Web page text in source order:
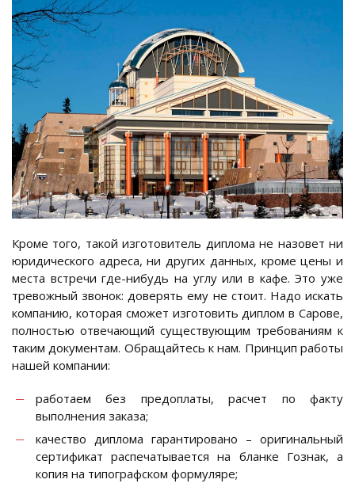
Кроме того, такой изготовитель диплома не назовет ни
юридического адреса, ни других данных, кроме цены и
места встречи где-нибудь на углу или в кафе. Это уже
тревожный звонок: доверять ему не стоит. Надо искать
компанию, которая сможет изготовить диплом в Сарове,
полностью отвечающий существующим требованиям к
таким документам. Обращайтесь к нам. Принцип работы
нашей компании:
работаем без предоплаты, расчет по факту
выполнения заказа;
качество диплома гарантировано – оригинальный
сертификат распечатывается на бланке Гознак, а
копия на типографском формуляре;